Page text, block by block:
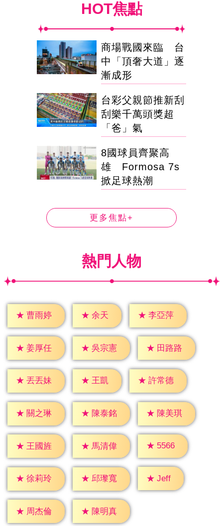
HOT焦點
商場戰國來臨 台
中「頂奢大道」逐
漸成形
台彩父親節推新刮
刮樂千萬頭獎超
「爸」氣
8國球員齊聚高
雄 Formosa 7s
掀足球熱潮
更多焦點+
熱門人物
★ 曹雨婷 ★ 余天 ★ 李亞萍
★ 姜厚任 ★ 吳宗憲 ★ 田路路
★ 丟丟妹 ★ 王凱 ★ 許常德
★ 關之琳 ★ 陳泰銘 ★ 陳美琪
★ 王國旌 ★ 馬清偉 ★ 5566
★ 徐莉玲 ★ 邱瓈寬 ★ Jeff
★ 周杰倫 ★ 陳明真